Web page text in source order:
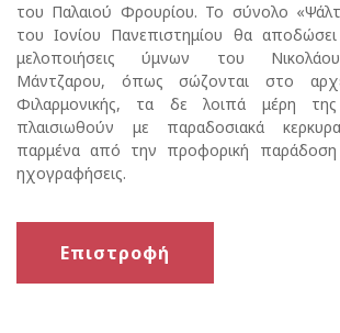
του Παλαιού Φρουρίου. Το σύνολο
του Ιονίου Πανεπιστημίου θα αποδώσει
μελοποιήσεις ύμνων του Νικολάου
Μάντζαρου, όπως σώζονται στο
Φιλαρμονικής, τα δε λοιπά μέρη της
πλαισιωθούν με παραδοσιακά
παρμένα από την προφορική παράδοση
ηχογραφήσεις.
Επιστροφή